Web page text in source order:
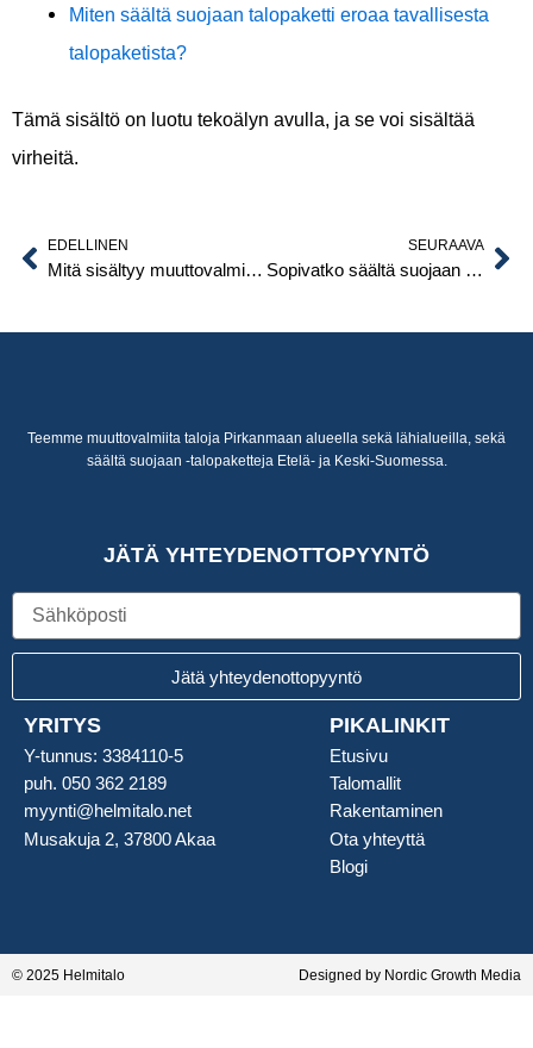
Miten säältä suojaan talopaketti eroaa tavallisesta
talopaketista?
Tämä sisältö on luotu tekoälyn avulla, ja se voi sisältää
virheitä.
Prev
EDELLINEN
Mitä sisältyy muuttovalmiiseen taloon Pirkanmaalla?
SEURAAVA
Sopivatko säältä suojaan talopaketit omatoimirakentajille?
Teemme muuttovalmiita taloja Pirkanmaan alueella sekä lähialueilla, sekä
säältä suojaan -talopaketteja Etelä- ja Keski-Suomessa.
JÄTÄ YHTEYDENOTTOPYYNTÖ
Sähköposti
Jätä yhteydenottopyyntö
YRITYS
Y-tunnus: 3384110-5
puh. 050 362 2189
myynti@helmitalo.net
Musakuja 2, 37800 Akaa
PIKALINKIT
Etusivu
Talomallit
Rakentaminen
Ota yhteyttä
Blogi
© 2025 Helmitalo Designed by Nordic Growth Media